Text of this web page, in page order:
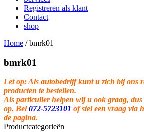
Registreren als klant
Contact
shop
Home /bmrk01
bmrk01
Let op: Als autobedrijf kunt u zich bij ons
producten te bestellen.
Als particulier helpen wij u ook graag, dus
op. Bel072-5723101 of stel een vraag via
de pagina.
Productcategorieën